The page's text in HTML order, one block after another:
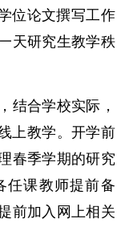
位论文撰写工作
天研究生教学秩
结合学校实际，
上教学。开学前
春季学期的研究
任课教师提前备
前加入网上相关